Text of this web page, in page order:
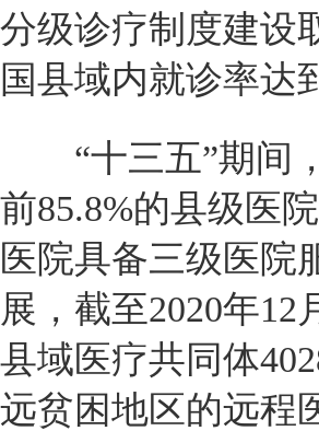
分级诊疗制度建设
国县域内就诊率达
“十三五”期间，
前85.8%的县级医
医院具备三级医院
展，截至2020年
县域医疗共同体
远贫困地区的远程